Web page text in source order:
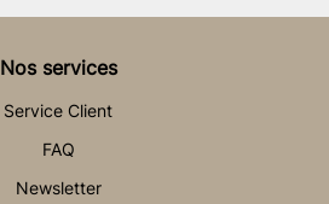
Nos services
Service Client
FAQ
Newsletter